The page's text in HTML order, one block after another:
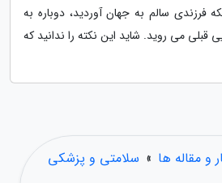
فرزندی سالم به جهان آوردید، دوباره به
می روید. شاید این نکته را ندانید که
و مقاله ها » سلامتی و پزشکی